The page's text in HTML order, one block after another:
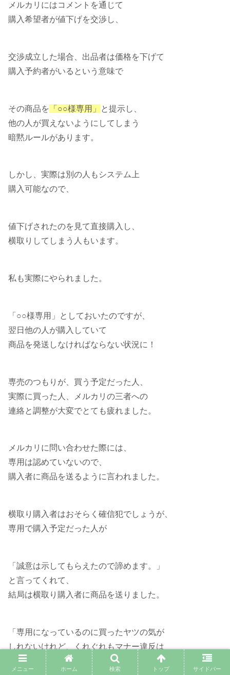
メルカリにはコメントを通じて
購入希望者が値下げを交渉し、
交渉成立した場合、出品者は価格を下げて
購入予約者がいるという意味で
その商品を 「○○様専用」
と提示し、
他の人が買えないようにしてしまう
暗黙ルールがあります。
しかし、実際は別の人もシステム上
購入可能なので、
値下げされたのを見て直接購入し、
横取りしてしまう人もいます。
私も実際にやられました。
「○○様専用」としておいたのですが、
翌日他の人が購入していて
商品を発送しなければならない状況に！
専売のつもりが、買う予定だった人、
実際に買った人、メルカリの三者への
連絡と調整が大変でとても疲れました。
メルカリに問い合わせた際には、
専用は認めていないので、
購入者に商品を送るように言われました。
横取り購入者はおそらく確信犯でしょうが、
専用で購入予定だった人が
「誠意は示してもらえたので諦めます。」
と言ってくれて、
結局は横取り購入者に商品を送りました。
「専用になっているのに買ったヤツの気が
しれないけれど、くれぐれもマナー違反は
止めるよう言っておいてください。」
メニュー ホーム 検索 トップ サイドバー